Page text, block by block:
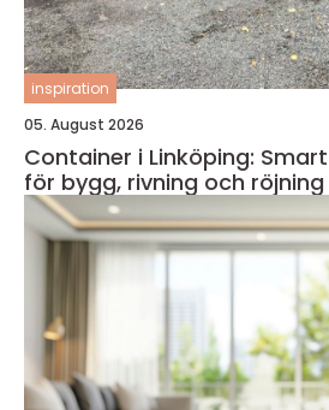
inspiration
05. August 2026
Container i Linköping:
för bygg, rivning och röjning